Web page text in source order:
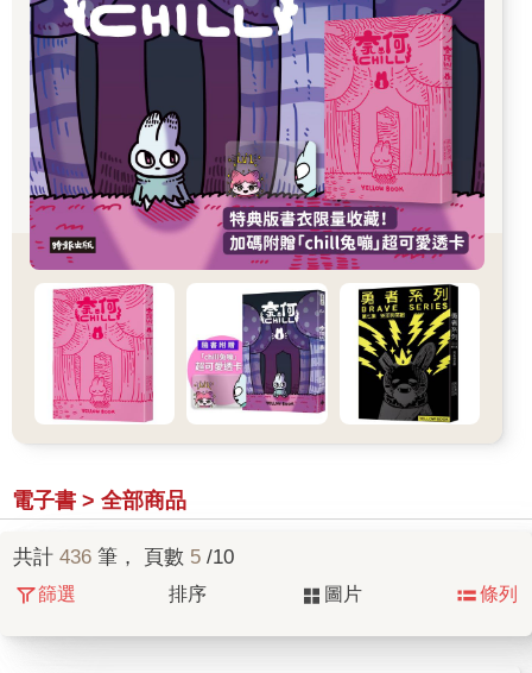
電子書 > 全部商品
共計 436 筆， 頁數 5 /10
篩選 排序 圖片 條列